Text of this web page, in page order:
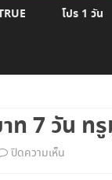
โปร 1 วัน
ท 7 วัน ท
ปิดความเห็น